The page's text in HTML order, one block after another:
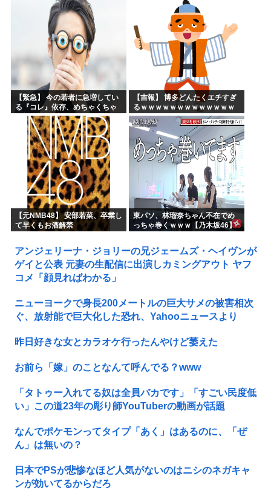
【緊急】 今の若者に急増してい
る『コレ』依存、めちゃくちゃ
深刻な模様w w w w w w w w w w
【吉報】 博多どんたくエチすぎ
るｗｗｗｗｗｗｗｗｗｗｗｗｗ
ｗｗ
【元NMB48】 安部若菜、卒業し
て早くもお酒解禁
東パソ、林瑠奈ちゃん不在でめ
っちゃ巻くｗｗｗ【乃木坂46】
アンジェリーナ・ジョリーの兄ジェームズ・ヘイヴンが
ゲイと公表 元妻の生配信に出演しカミングアウト ヤフ
コメ「顔見ればわかる」
ニューヨークで身長200メートルの巨大サメの被害相次
ぐ、放射能で巨大化した恐れ、Yahooニュースより
昨日好きな女とカラオケ行ったんやけど萎えた
お前ら「嫁」のことなんて呼んでる？www
「タトゥー入れてる奴は全員バカです」「すごい民度低
い」この道23年の彫り師YouTuberの動画が話題
なんでポケモンってタイプ「あく」はあるのに、「ぜ
ん」は無いの？
日本でPSが悲惨なほど人気がないのはニシのネガキャ
ンが効いてるからだろ